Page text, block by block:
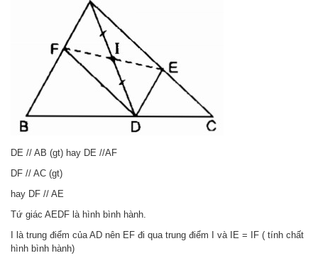
DE // AB (gt) hay DE //AF
DF // AC (gt)
hay DF // AE
Tứ giác AEDF là hình bình hành.
I là trung điểm của AD nên EF đi qua trung điểm I và IE = IF ( tính chất
hình bình hành)